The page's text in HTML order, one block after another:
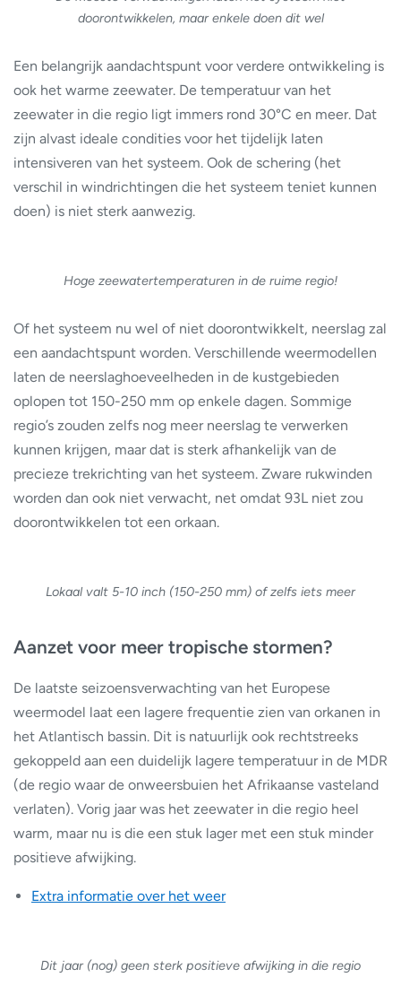
doorontwikkelen, maar enkele doen dit wel
Een belangrijk aandachtspunt voor verdere ontwikkeling is
ook het warme zeewater. De temperatuur van het
zeewater in die regio ligt immers rond 30°C en meer. Dat
zijn alvast ideale condities voor het tijdelijk laten
intensiveren van het systeem. Ook de schering (het
verschil in windrichtingen die het systeem teniet kunnen
doen) is niet sterk aanwezig.
Hoge zeewatertemperaturen in de ruime regio!
Of het systeem nu wel of niet doorontwikkelt, neerslag zal
een aandachtspunt worden. Verschillende weermodellen
laten de neerslaghoeveelheden in de kustgebieden
oplopen tot 150-250 mm op enkele dagen. Sommige
regio’s zouden zelfs nog meer neerslag te verwerken
kunnen krijgen, maar dat is sterk afhankelijk van de
precieze trekrichting van het systeem. Zware rukwinden
worden dan ook niet verwacht, net omdat 93L niet zou
doorontwikkelen tot een orkaan.
Lokaal valt 5-10 inch (150-250 mm) of zelfs iets meer
Aanzet voor meer tropische stormen?
De laatste seizoensverwachting van het Europese
weermodel laat een lagere frequentie zien van orkanen in
het Atlantisch bassin. Dit is natuurlijk ook rechtstreeks
gekoppeld aan een duidelijk lagere temperatuur in de MDR
(de regio waar de onweersbuien het Afrikaanse vasteland
verlaten). Vorig jaar was het zeewater in die regio heel
warm, maar nu is die een stuk lager met een stuk minder
positieve afwijking.
Extra informatie over het weer
Dit jaar (nog) geen sterk positieve afwijking in die regio